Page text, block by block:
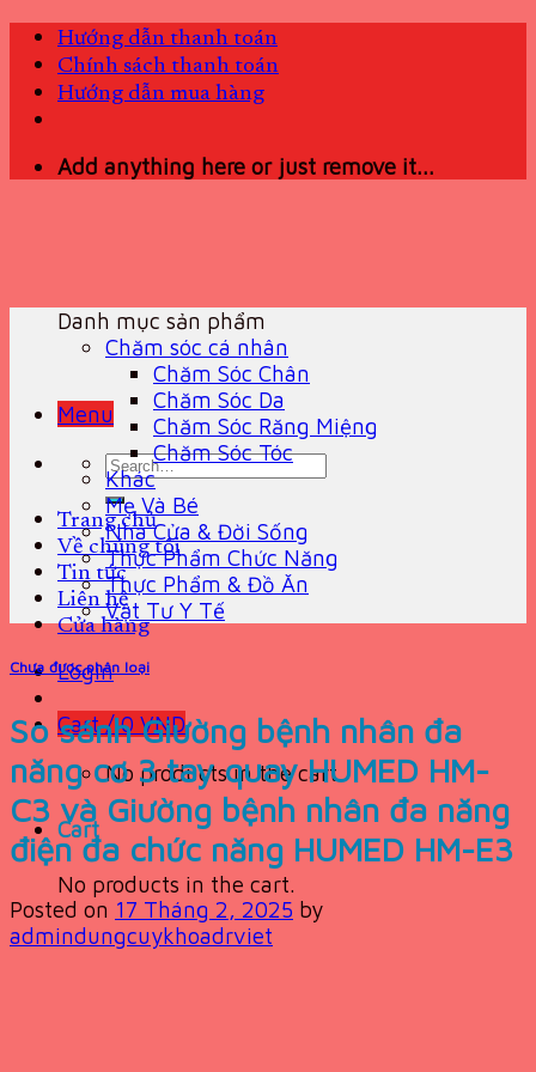
Skip
content
Hướng dẫn thanh toán
Chính sách thanh toán
Hướng dẫn mua hàng
Add anything here or just remove it...
Menu
Search
for:
Trang chủ
Về chúng tôi
Tin tức
Liên hệ
Cửa hàng
Login
Cart /0 VND
No products in the cart.
Cart
No products in the cart.
Danh mục sản phẩm
Chăm sóc cá nhân
Chăm Sóc Chân
Chăm Sóc Da
Chăm Sóc Răng Miệng
Chăm Sóc Tóc
Khác
Mẹ Và Bé
Nhà Cửa & Đời Sống
Thực Phẩm Chức Năng
Thực Phẩm & Đồ Ăn
Vật Tư Y Tế
Chưa được phân loại
So sánh Giường bệnh nhân đa
năng cơ 3 tay quay HUMED HM-
C3 và Giường bệnh nhân đa năng
điện đa chức năng HUMED HM-E3
Posted on 17 Tháng 2, 2025 by
admindungcuykhoadrviet